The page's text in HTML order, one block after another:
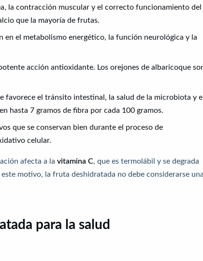
la contracción muscular y el correcto funcionamiento del
que la mayoría de frutas.
en el metabolismo energético, la función neurológica y la
acción antioxidante. Los orejones de albaricoque
favorece el tránsito intestinal, la salud de la microbiota y
hasta 7 gramos de fibra por cada 100 gramos.
que se conservan bien durante el proceso de
celular.
afecta a la vitamina C , que es termolábil y se degrada
motivo, la fruta deshidratada no debe considerarse una
para la salud